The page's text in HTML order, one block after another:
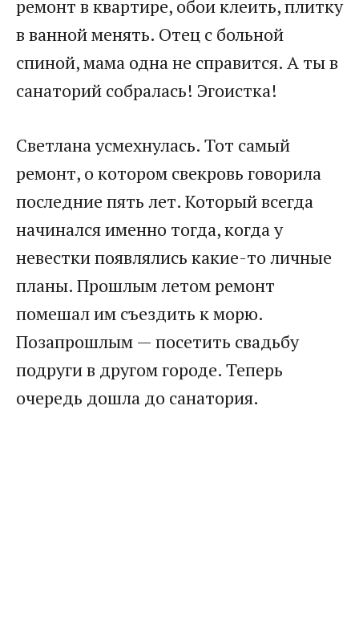
ремонт в квартире, обои клеить, плитку
в ванной менять. Отец с больной
спиной, мама одна не справится. А ты в
санаторий собралась! Эгоистка!
Светлана усмехнулась. Тот самый
ремонт, о котором свекровь говорила
последние пять лет. Который всегда
начинался именно тогда, когда у
невестки появлялись какие-то личные
планы. Прошлым летом ремонт
помешал им съездить к морю.
Позапрошлым — посетить свадьбу
подруги в другом городе. Теперь
очередь дошла до санатория.